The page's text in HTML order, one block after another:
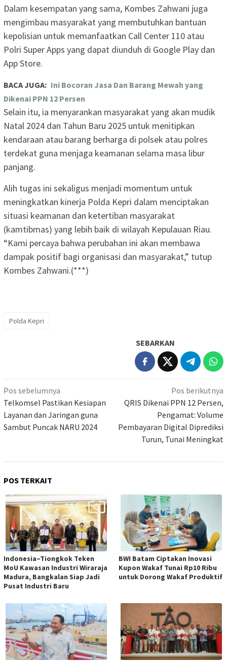
Dalam kesempatan yang sama, Kombes Zahwani juga
mengimbau masyarakat yang membutuhkan bantuan
kepolisian untuk memanfaatkan Call Center 110 atau
Polri Super Apps yang dapat diunduh di Google Play dan
App Store.
BACA JUGA: Ini Bocoran Jasa Dan Barang Mewah yang
Dikenai PPN 12 Persen
Selain itu, ia menyarankan masyarakat yang akan mudik
Natal 2024 dan Tahun Baru 2025 untuk menitipkan
kendaraan atau barang berharga di polsek atau polres
terdekat guna menjaga keamanan selama masa libur
panjang.
Alih tugas ini sekaligus menjadi momentum untuk
meningkatkan kinerja Polda Kepri dalam menciptakan
situasi keamanan dan ketertiban masyarakat
(kamtibmas) yang lebih baik di wilayah Kepulauan Riau.
“Kami percaya bahwa perubahan ini akan membawa
dampak positif bagi organisasi dan masyarakat,” tutup
Kombes Zahwani.(***)
Polda Kepri
SEBARKAN
Navigasi
pos
Pos sebelumnya
Telkomsel Pastikan Kesiapan
Layanan dan Jaringan guna
Sambut Puncak NARU 2024
Pos berikutnya
QRIS Dikenai PPN 12 Persen,
Pengamat: Volume
Pembayaran Digital Diprediksi
Turun, Tunai Meningkat
POS TERKAIT
Indonesia–Tiongkok Teken
MoU Kawasan Industri Wiraraja
Madura, Bangkalan Siap Jadi
Pusat Industri Baru
BWI Batam Ciptakan Inovasi
Kupon Wakaf Tunai Rp10 Ribu
untuk Dorong Wakaf Produktif